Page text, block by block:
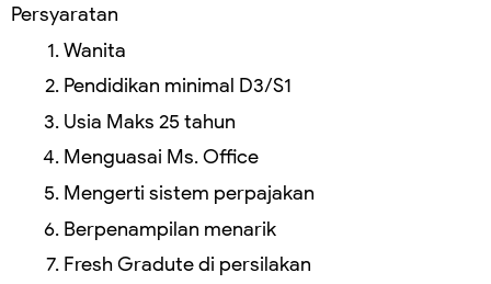
Persyaratan
Wanita
Pendidikan minimal D3/S1
Usia Maks 25 tahun
Menguasai Ms. Office
Mengerti sistem perpajakan
Berpenampilan menarik
Fresh Gradute di persilakan